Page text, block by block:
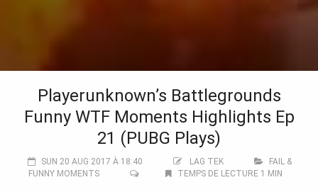
Playerunknown’s Battlegrounds
Funny WTF Moments Highlights Ep
21 (PUBG Plays)
SUN 20 AUG 2017 À 18:40 LAG TEK
FAIL &
FUNNY MOMENTS
TEMPS DE LECTURE 1 MIN